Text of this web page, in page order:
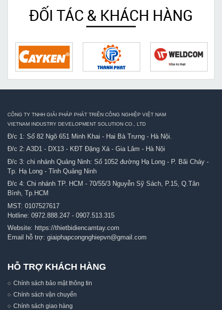
ĐỐI TÁC & KHÁCH HÀNG
CÔNG TY TNHH GIẢI PHÁP PHÁT TRIỂN CÔNG NGHIỆP VIỆT NAM
VIETNAM INDUSTRY DEVELOPMENT SOLUTION CO., LTD
Đ/c 1: Số 82 Ngõ 651 Minh Khai - Hai Bà Trưng - Hà Nội.
Đ/c 2: A3D1 - DX13 - KĐT Đặng Xá - Gia Lâm - Hà Nội
Đ/c 3: chi nhánh Quảng Ninh: Số 1052 đường Hạ Long - P. Bãi Cháy -
Tp. Hạ Long - Tỉnh Quảng Ninh
Đ/c 4: Chi nhánh TP. HCM - 70/55/3 Nguyễn Sỹ Sách, P.15, Q.Tân
Bình, Tp.HCM
MST: 0107527617
Hotline: 0972.888.247 - 0907.513.315
Website: https://thietbidiencamtay.com
Email hỗ trợ: giaiphapcongnghiepvn@gmail.com
HỖ TRỢ KHÁCH HÀNG
Chính sách bảo mật thông tin
Chính sách vận chuyển
Chính sách giao hàng